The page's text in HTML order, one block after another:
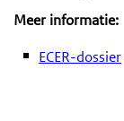
Meer informatie:
ECER-dossier